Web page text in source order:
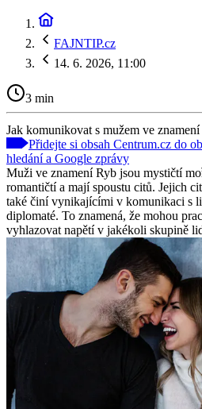
FAJNTIP.cz
14. 6. 2026, 11:00
3 min
Jak komunikovat s mužem ve
Přidejte si obsah Centrum.cz do
hledání a Google zprávy
Muži ve znamení Ryb jsou mystičtí
romantičtí a mají spoustu citů. Jejich
také činí vynikajícími v komunikaci s
diplomaté. To znamená, že mohou
vyhlazovat napětí v jakékoli skupině